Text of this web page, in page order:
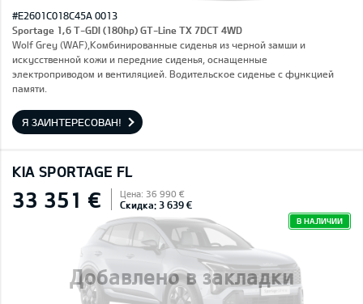
#E2601C018C45A 0013
Sportage 1,6 T-GDI (180hp) GT-Line TX 7DCT 4WD
Wolf Grey (WAF),Комбинированные сиденья из черной замши и
искусственной кожи и передние сиденья, оснащенные
электроприводом и вентиляцией. Водительское сиденье с функцией
памяти.
Я ЗАИНТЕРЕСОВАН!
KIA SPORTAGE FL
Добавлено в закладки
33 351 € Цена: 36 990 €
Скидка: 3 639 €
В НАЛИЧИИ